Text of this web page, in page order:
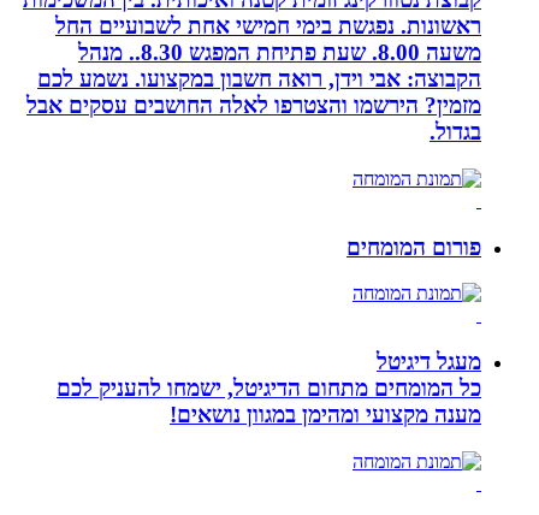
ראשונות. נפגשת בימי חמישי אחת לשבועיים החל
משעה 8.00. שעת פתיחת המפגש 8.30.. מנהל
הקבוצה: אבי וידן, רואה חשבון במקצועו. נשמע לכם
מזמין? הירשמו והצטרפו לאלה החושבים עסקים אבל
בגדול.
פורום המומחים
מעגל דיגיטל
כל המומחים מתחום הדיגיטל, ישמחו להעניק לכם
מענה מקצועי ומהימן במגוון נושאים!